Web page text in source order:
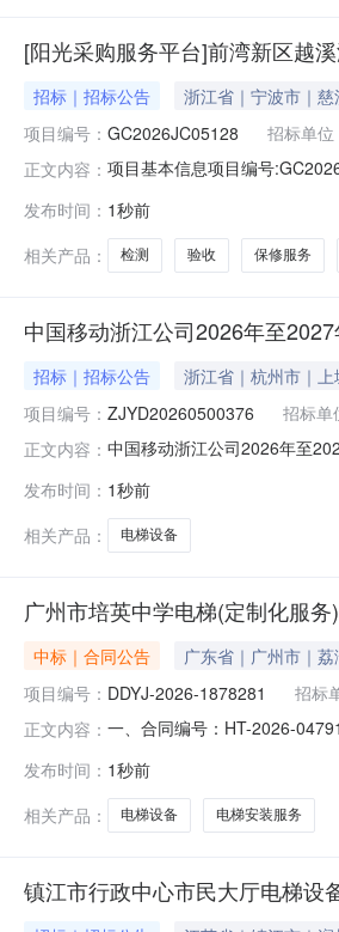
[阳光采购服务平台]前湾新区越
招标｜招标公告
浙江省｜宁波市｜慈
项目编号： GC2026JC05128 招标单位
正文内容： 项目基本信息项目编号
试、检测、验收、技术培训、
发布时间： 1秒前
相关产品：
检测 验收 保修服务
中国移动浙江公司2026年至
招标｜招标公告 浙江省｜杭州市｜上
项目编号： ZJYD20260500376 招标单
正文内容： 中国移动浙江公司2026年至
发布时间： 1秒前
相关产品：
电梯设备
广州市培英中学电梯(定制化服
中标｜合同公告 广东省｜广州市｜荔
项目编号： DDYJ-2026-1878281 招标
正文内容： 一、合同编号：HT-2026-
限公司地址：桂城街道联系方
发布时间： 1秒前
相关产品：
电梯设备 电梯安装服务
镇江市行政中心市民大厅电梯设